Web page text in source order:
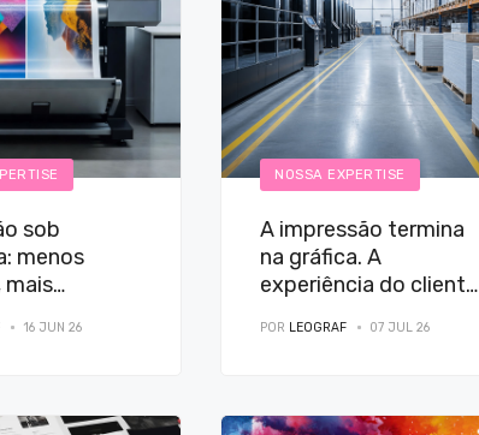
sob
menos
mais
16 JUN 26
NOSSA EXPERTISE
A impressão termina
na gráfica. A
experiência do cliente,
POR LEOGRAF 07 JUL 26